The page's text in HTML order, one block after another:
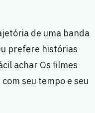
de uma banda
prefere histórias
achar Os filmes
seu tempo e seu